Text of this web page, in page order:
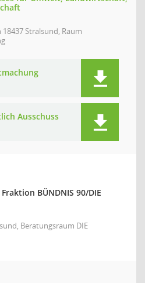
Stralsund, Raum
Ausschuss
BÜNDNIS 90/DIE
Beratungsraum DIE